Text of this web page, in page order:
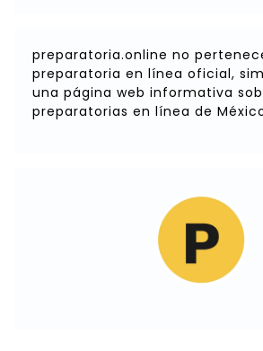
preparatoria.online no
preparatoria en línea oficial,
una página web informativa
preparatorias en línea de